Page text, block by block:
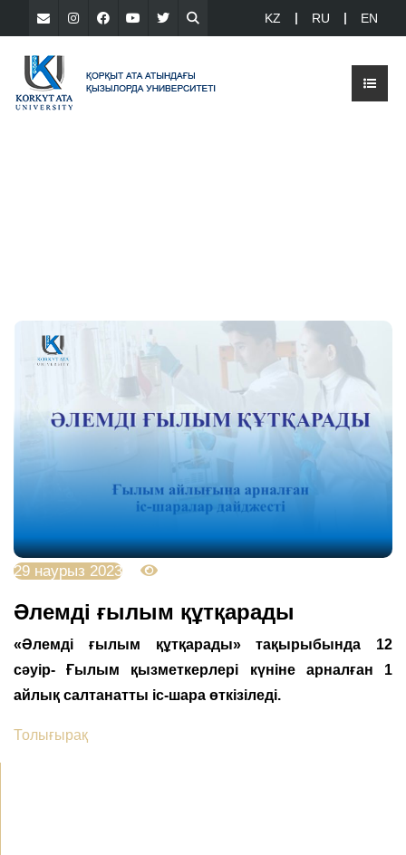
KZ RU EN
29 наурыз 2023
Әлемді ғылым құтқарады
«Әлемді ғылым құтқарады» тақырыбында 12
сәуір- Ғылым қызметкерлері күніне арналған 1
айлық салтанатты іс-шара өткізіледі.
Толығырақ